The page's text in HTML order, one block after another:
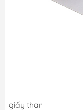
giấy than